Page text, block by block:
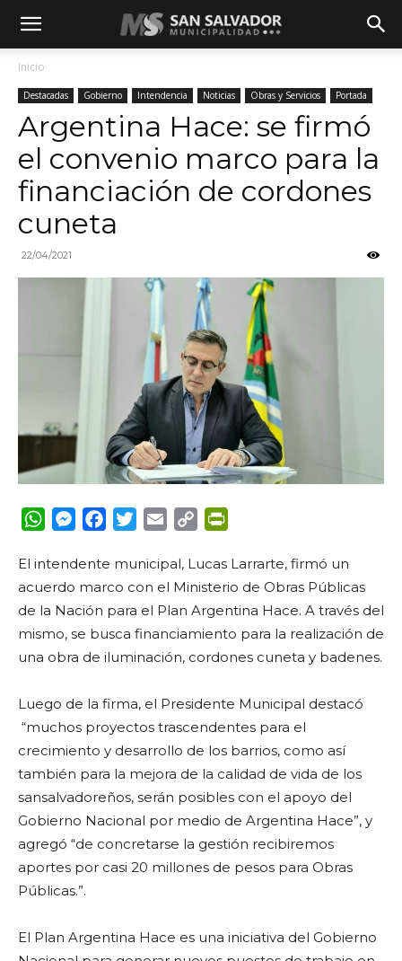
Inicio
Destacadas Gobierno Intendencia Noticias Obras y Servicios Portada
Argentina Hace: se firmó
el convenio marco para la
financiación de cordones
cuneta
22/04/2021
WhatsApp
Messenger
FacebookTwitterEmail Copy
El intendente municipal, Lucas Larrarte, firmó un
acuerdo marco con el Ministerio de Obras Públicas
de la Nación para el Plan Argentina Hace. A través del
mismo, se busca financiamiento para la realización de
una obra de iluminación, cordones cuneta y badenes.
Luego de la firma, el Presidente Municipal destacó
“muchos proyectos trascendentes para el
crecimiento y desarrollo de los barrios, como así
también para la mejora de la calidad de vida de los
sansalvadoreños, serán posibles con el apoyo del
Gobierno Nacional por medio de Argentina Hace”, y
agregó “de concretarse la gestión recibiremos
aportes por casi 20 millones de pesos para Obras
Públicas.”.
El Plan Argentina Hace es una iniciativa del Gobierno